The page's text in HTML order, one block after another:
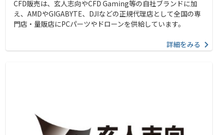
CFD販売は、玄人志向やCFD Gaming等の自社ブランドに加
え、AMDやGIGABYTE、DJIなどの正規代理店として全国の専
門店・量販店にPCパーツやドローンを供給しています。
詳細をみる